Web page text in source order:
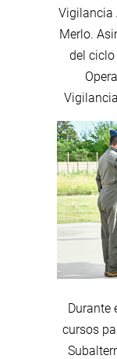
Vigilancia
Merlo.
del
Durante
cursos